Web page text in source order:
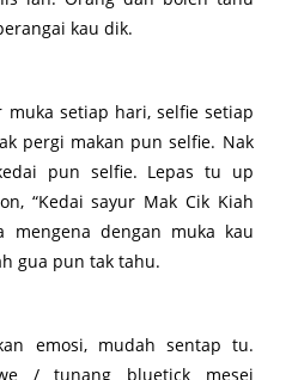
kau dik.
setiap hari, selfie setiap
pergi makan pun selfie. Nak
pun selfie. Lepas tu up
“Kedai sayur Mak Cik Kiah
mengena dengan muka kau
gua pun tak tahu.
emosi, mudah sentap tu.
/ tunang bluetick mesej